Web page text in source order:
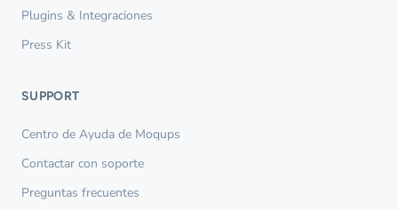
Plugins & Integraciones
Press Kit
SUPPORT
Centro de Ayuda de Moqups
Contactar con soporte
Preguntas frecuentes